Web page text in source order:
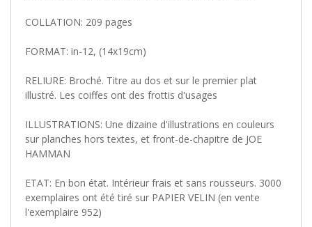
COLLATION: 209 pages
FORMAT: in-12, (14x19cm)
RELIURE: Broché. Titre au dos et sur le premier plat
illustré. Les coiffes ont des frottis d'usages
ILLUSTRATIONS: Une dizaine d'illustrations en couleurs
sur planches hors textes, et front-de-chapitre de JOE
HAMMAN
ETAT: En bon état. Intérieur frais et sans rousseurs. 3000
exemplaires ont été tiré sur PAPIER VELIN (en vente
l'exemplaire 952)